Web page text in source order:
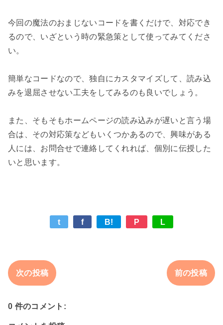
今回の魔法のおまじないコードを書くだけで、対応でき
るので、いざという時の緊急策として使ってみてくださ
い。
簡単なコードなので、独自にカスタマイズして、読み込
みを退屈させない工夫をしてみるのも良いでしょう。
また、そもそもホームページの読み込みが遅いと言う場
合は、その対応策などもいくつかあるので、興味がある
人には、お問合せで連絡してくれれば、個別に伝授した
t f B! P L
次の投稿 前の投稿
0 件のコメント: